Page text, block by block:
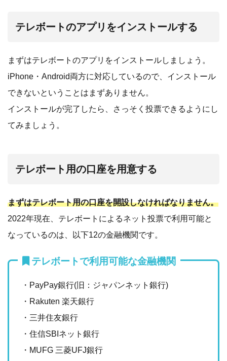
テレボートのアプリをインストールする
まずはテレボートのアプリをインストールしましょう。
iPhone・Android両方に対応しているので、インストール
できないということはまずありません。
インストールが完了したら、さっそく投票できるようにし
てみましょう。
テレボート用の口座を用意する
まずはテレボート用の口座を開設しなければなりません。
2022年現在、テレボートによるネット投票で利用可能と
なっているのは、以下12の金融機関です。
テレボートで利用可能な金融機関
・PayPay銀行(旧：ジャパンネット銀行)
・Rakuten 楽天銀行
・三井住友銀行
・住信SBIネット銀行
・MUFG 三菱UFJ銀行